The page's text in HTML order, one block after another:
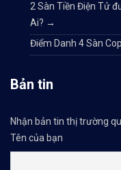
2 Sàn Tiền Điện Tử
Ai? →
Điểm Danh 4 Sàn
Bản tin
Nhận bản tin thị trường
Tên của bạn